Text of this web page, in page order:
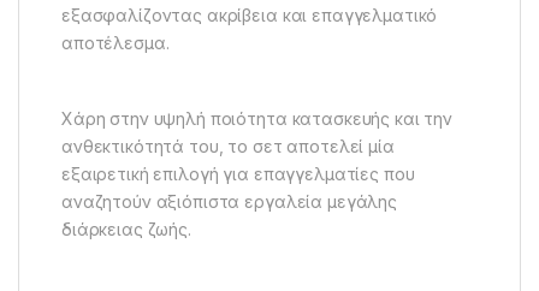
εξασφαλίζοντας ακρίβεια και επαγγελματικό
αποτέλεσμα.
Χάρη στην υψηλή ποιότητα κατασκευής και την
ανθεκτικότητά του, το σετ αποτελεί μία
εξαιρετική επιλογή για επαγγελματίες που
αναζητούν αξιόπιστα εργαλεία μεγάλης
διάρκειας ζωής.